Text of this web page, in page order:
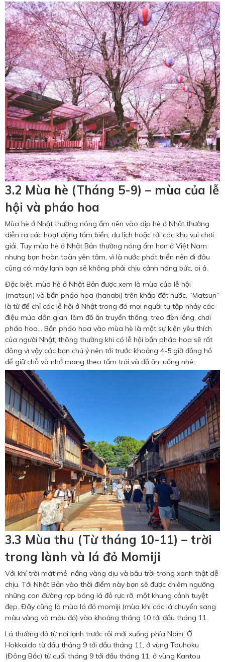
3.2 Mùa hè (Tháng 5-9) – mùa của lễ
hội và pháo hoa
Mùa hè ở Nhật thường nóng ẩm nên vào dịp hè ở Nhật thường
diễn ra các hoạt động tắm biển, du lịch hoặc tới các khu vui chơi
giải. Tuy mùa hè ở Nhật Bản thường nóng ẩm hơn ở Việt Nam
nhưng bạn hoàn toàn yên tâm, vì là nước phát triển nên đi đâu
cũng có máy lạnh bạn sẽ không phải chịu cảnh nóng bức, oi ả.
Đặc biệt, mùa hè ở Nhật Bản được xem là mùa của lễ hội
(matsuri) và bắn pháo hoa (hanabi) trên khắp đất nước. “Matsuri”
là từ để chỉ các lễ hội ở Nhật trong đó mọi người tụ tập nhảy các
điệu múa dân gian, làm đồ ăn truyền thống, treo đèn lồng, chơi
pháo hoa… Bắn pháo hoa vào mùa hè là một sự kiện yêu thích
của người Nhật, thông thường khi có lễ hội bắn pháo hoa sẽ rất
đông vì vậy các bạn chú ý nên tới trước khoảng 4-5 giờ đồng hồ
để giữ chỗ và nhớ mang theo tấm trải và đồ ăn, uống nhé.
3.3 Mùa thu (Từ tháng 10-11) – trời
trong lành và lá đỏ Momiji
Với khí trời mát mẻ, nắng vàng dịu và bầu trời trong xanh thật dễ
chịu. Tới Nhật Bản vào thời điểm này bạn sẽ được chiêm ngưỡng
những con đường rợp bóng lá đỏ rực rỡ, một khung cảnh tuyệt
đẹp. Đây cũng là mùa lá đỏ momiji (mùa khi các lá chuyển sang
màu vàng và màu đỏ) vào khoảng tháng 10 tới đầu tháng 11.
Lá thường đỏ từ nơi lạnh trước rồi mới xuống phía Nam: Ở
Hokkaido từ đầu tháng 9 tới đầu tháng 11, ở vùng Touhoku
(Đông Bắc) từ cuối tháng 9 tới đầu tháng 11, ở vùng Kantou